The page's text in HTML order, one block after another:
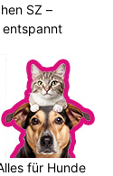
SZ –
für Hunde